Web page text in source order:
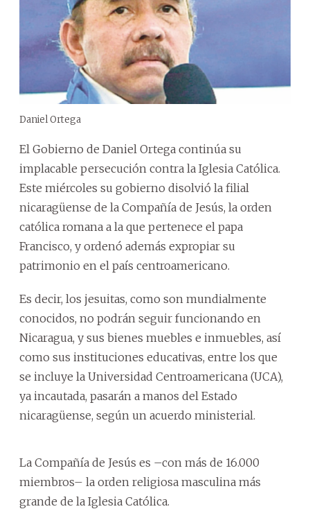
Daniel Ortega
El Gobierno de Daniel Ortega continúa su
implacable persecución contra la Iglesia Católica.
Este miércoles su gobierno disolvió la filial
nicaragüense de la Compañía de Jesús, la orden
católica romana a la que pertenece el papa
Francisco, y ordenó además expropiar su
patrimonio en el país centroamericano.
Es decir, los jesuitas, como son mundialmente
conocidos, no podrán seguir funcionando en
Nicaragua, y sus bienes muebles e inmuebles, así
como sus instituciones educativas, entre los que
se incluye la Universidad Centroamericana (UCA),
ya incautada, pasarán a manos del Estado
nicaragüense, según un acuerdo ministerial.
La Compañía de Jesús es –con más de 16.000
miembros– la orden religiosa masculina más
grande de la Iglesia Católica.